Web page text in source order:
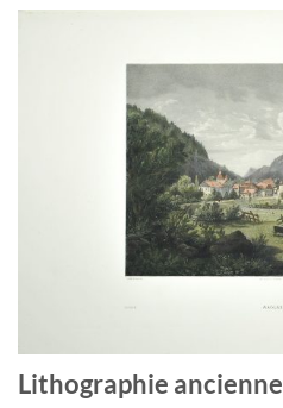
Lithographie